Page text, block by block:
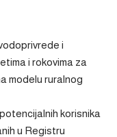
i
i rokovima za
modelu ruralnog
korisnika
u Registru